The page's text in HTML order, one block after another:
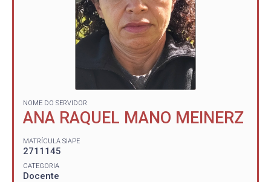
NOME DO SERVIDOR
ANA RAQUEL MANO MEINERZ
MATRÍCULA SIAPE
2711145
CATEGORIA
Docente